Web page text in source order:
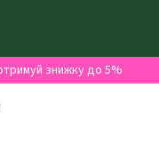
знижку до 5%